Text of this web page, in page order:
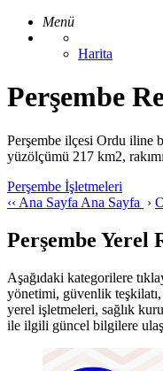
Menü
Harita
Perşembe
Perşembe ilçesi Ordu iline
yüzölçümü 217 km2,
Perşembe İşletmeleri
‹‹ Ana Sayfa Ana Sayfa ›
Perşembe Yerel
Aşağıdaki kategorilere
yönetimi, güvenlik
yerel işletmeleri, sağlık
ile ilgili güncel bilgilere